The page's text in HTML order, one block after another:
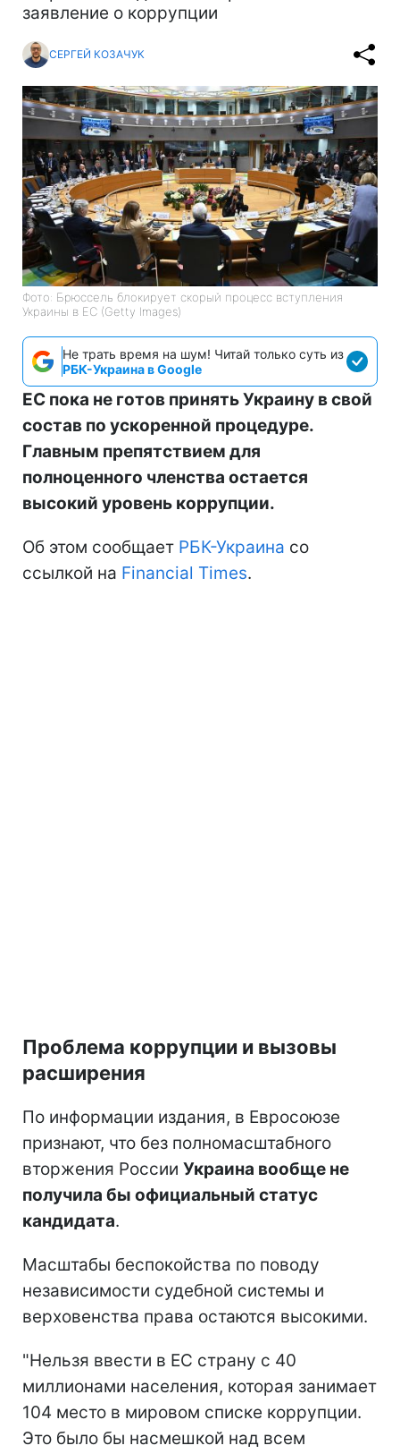
заявление о коррупции
СЕРГЕЙ КОЗАЧУК
Фото: Брюссель блокирует скорый процесс вступления
Украины в ЕС (Getty Images)
Не трать время на шум! Читай только суть из
РБК-Украина в Google
ЕС пока не готов принять Украину в свой
состав по ускоренной процедуре.
Главным препятствием для
полноценного членства остается
высокий уровень коррупции.
Об этом сообщает РБК-Украина со
ссылкой на Financial Times.
Проблема коррупции и вызовы
расширения
По информации издания, в Евросоюзе
признают, что без полномасштабного
вторжения России Украина вообще не
получила бы официальный статус
кандидата.
Масштабы беспокойства по поводу
независимости судебной системы и
верховенства права остаются высокими.
"Нельзя ввести в ЕС страну с 40
миллионами населения, которая занимает
104 место в мировом списке коррупции.
Это было бы насмешкой над всем